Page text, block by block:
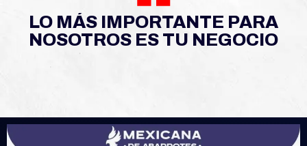
LO MÁS IMPORTANTE PARA
NOSOTROS ES TU NEGOCIO